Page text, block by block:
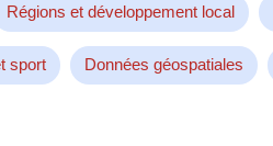
Régions et développement local
sport Données géospatiales